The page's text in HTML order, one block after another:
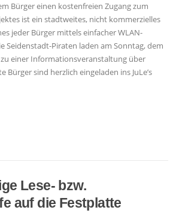
Bürger einen kostenfreien Zugang zum
ist ein stadtweites, nicht kommerzielles
jeder Bürger mittels einfacher WLAN-
Seidenstadt-Piraten laden am Sonntag, dem
zu einer Informationsveranstaltung über
Bürger sind herzlich eingeladen ins JuLe’s
Lese- bzw.
auf die Festplatte